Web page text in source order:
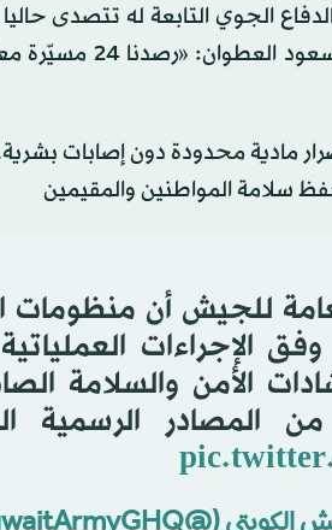
الجوي التابعة له تتصدى
مادية محدودة دون إصابات
سلامة المواطنين والمقيمين
للجيش أن منظومات
الإجراءات
الأمن والسلامة
المصادر الرسمية